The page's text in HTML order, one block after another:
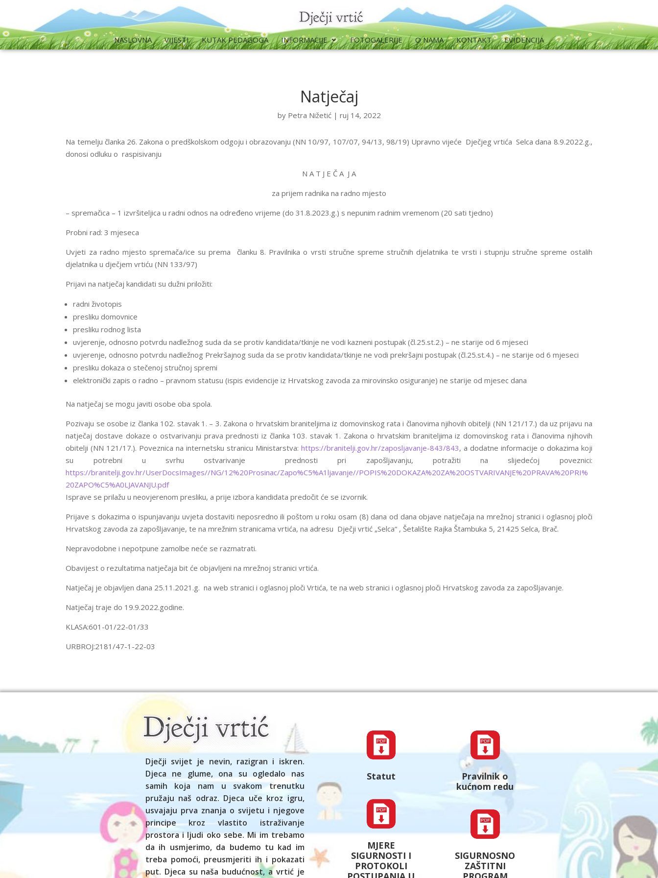
NASLOVNA VIJESTI KUTAK PEDAGOGA INFORMACIJE FOTOGALERIJE O NAMA KONTAKT EVIDENCIJA
Natječaj
by Petra Nižetić| ruj 14, 2022
Na temelju članka 26. Zakona o predškolskom odgoju i obrazovanju (NN 10/97, 107/07, 94/13, 98/19) Upravno vijeće Dječjeg vrtića Selca dana 8.9.2022.g.,
donosi odluku o raspisivanju
N A T J E Č A J A
za prijem radnika na radno mjesto
– spremačica – 1 izvršiteljica u radni odnos na određeno vrijeme (do 31.8.2023.g.) s nepunim radnim vremenom (20 sati tjedno)
Probni rad: 3 mjeseca
Uvjeti za radno mjesto spremača/ice su prema članku 8. Pravilnika o vrsti stručne spreme stručnih djelatnika te vrsti i stupnju stručne spreme ostalih
djelatnika u dječjem vrtiću (NN 133/97)
Prijavi na natječaj kandidati su dužni priložiti:
radni životopis
presliku domovnice
presliku rodnog lista
uvjerenje, odnosno potvrdu nadležnog suda da se protiv kandidata/tkinje ne vodi kazneni postupak (čl.25.st.2.) – ne starije od 6 mjeseci
uvjerenje, odnosno potvrdu nadležnog Prekršajnog suda da se protiv kandidata/tkinje ne vodi prekršajni postupak (čl.25.st.4.) – ne starije od 6 mjeseci
presliku dokaza o stečenoj stručnoj spremi
elektronički zapis o radno – pravnom statusu (ispis evidencije iz Hrvatskog zavoda za mirovinsko osiguranje) ne starije od mjesec dana
Na natječaj se mogu javiti osobe oba spola.
Pozivaju se osobe iz članka 102. stavak 1. – 3. Zakona o hrvatskim braniteljima iz domovinskog rata i članovima njihovih obitelji (NN 121/17.) da uz prijavu na
natječaj dostave dokaze o ostvarivanju prava prednosti iz članka 103. stavak 1. Zakona o hrvatskim braniteljima iz domovinskog rata i članovima njihovih
obitelji (NN 121/17.). Poveznica na internetsku stranicu Ministarstva: https://branitelji.gov.hr/zaposljavanje-843/843, a dodatne informacije o dokazima koji
su potrebni u svrhu ostvarivanje prednosti pri zapošljavanju, potražiti na slijedećoj poveznici:
https://branitelji.gov.hr/UserDocsImages//NG/12%20Prosinac/Zapo%C5%A1ljavanje//POPIS%20DOKAZA%20ZA%20OSTVARIVANJE%20PRAVA%20PRI%
20ZAPO%C5%A0LJAVANJU.pdf
Isprave se prilažu u neovjerenom presliku, a prije izbora kandidata predočit će se izvornik.
Prijave s dokazima o ispunjavanju uvjeta dostaviti neposredno ili poštom u roku osam (8) dana od dana objave natječaja na mrežnoj stranici i oglasnoj ploči
Hrvatskog zavoda za zapošljavanje, te na mrežnim stranicama vrtića, na adresu Dječji vrtić „Selca“ , Šetalište Rajka Štambuka 5, 21425 Selca, Brač.
Nepravodobne i nepotpune zamolbe neće se razmatrati.
Obavijest o rezultatima natječaja bit će objavljeni na mrežnoj stranici vrtića.
Natječaj je objavljen dana 25.11.2021.g. na web stranici i oglasnoj ploči Vrtića, te na web stranici i oglasnoj ploči Hrvatskog zavoda za zapošljavanje.
Natječaj traje do 19.9.2022.godine.
KLASA:601-01/22-01/33
URBROJ:2181/47-1-22-03
Dječji svijet je nevin, razigran i iskren.
Djeca ne glume, ona su ogledalo nas
samih koja nam u svakom trenutku
pružaju naš odraz. Djeca uče kroz igru,
usvajaju prva znanja o svijetu i njegove
principe kroz vlastito istraživanje
prostora i ljudi oko sebe. Mi im trebamo
da ih usmjerimo, da budemo tu kad im
treba pomoći, preusmjeriti ih i pokazati
put. Djeca su naša budućnost, a vrtić je
Statut
MJERE
SIGURNOSTI I
PROTOKOLI
Pravilnik o
kućnom redu
SIGURNOSNO
ZAŠTITNI